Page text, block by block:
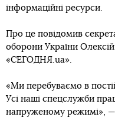
інформаційні ресурси.
Про це повідомив
оборони України
«СЕГОДНЯ.ua».
«Ми перебуваємо в
Усі наші спецслужби
напруженому режимі», —